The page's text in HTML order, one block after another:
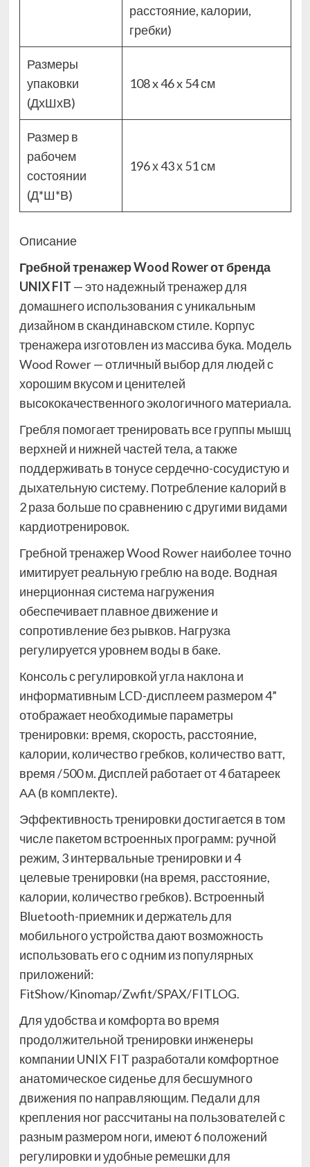
расстояние, калории,
гребки)
Размеры
упаковки
(ДхШхВ)
108 x 46 x 54 см
Размер в
рабочем
состоянии
(Д*Ш*В)
196 х 43 х 51 см
Описание
Гребной тренажер Wood Rower от бренда
UNIX FIT — это надежный тренажер для
домашнего использования с уникальным
дизайном в скандинавском стиле. Корпус
тренажера изготовлен из массива бука. Модель
Wood Rower — отличный выбор для людей с
хорошим вкусом и ценителей
высококачественного экологичного материала.
Гребля помогает тренировать все группы мышц
верхней и нижней частей тела, а также
поддерживать в тонусе сердечно-сосудистую и
дыхательную систему. Потребление калорий в
2 раза больше по сравнению с другими видами
кардиотренировок.
Гребной тренажер Wood Rower наиболее точно
имитирует реальную греблю на воде. Водная
инерционная система нагружения
обеспечивает плавное движение и
сопротивление без рывков. Нагрузка
регулируется уровнем воды в баке.
Консоль с регулировкой угла наклона и
информативным LCD-дисплеем размером 4”
отображает необходимые параметры
тренировки: время, скорость, расстояние,
калории, количество гребков, количество ватт,
время /500 м. Дисплей работает от 4 батареек
АА (в комплекте).
Эффективность тренировки достигается в том
числе пакетом встроенных программ: ручной
режим, 3 интервальные тренировки и 4
целевые тренировки (на время, расстояние,
калории, количество гребков). Встроенный
Bluetooth-приемник и держатель для
мобильного устройства дают возможность
использовать его с одним из популярных
приложений:
FitShow/Kinomap/Zwfit/SPAX/FITLOG.
Для удобства и комфорта во время
продолжительной тренировки инженеры
компании UNIX FIT разработали комфортное
анатомическое сиденье для бесшумного
движения по направляющим. Педали для
крепления ног рассчитаны на пользователей с
разным размером ноги, имеют 6 положений
регулировки и удобные ремешки для